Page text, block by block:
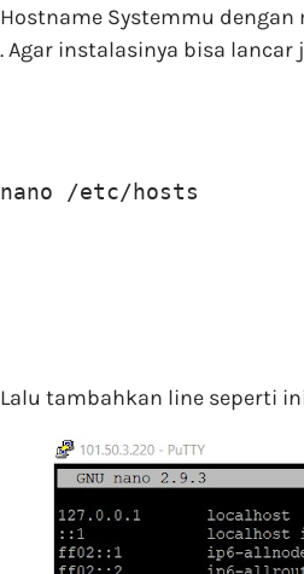
Hostname Systemmu
. Agar instalasinya bisa lancar
nano /etc/hosts
Lalu tambahkan line seperti